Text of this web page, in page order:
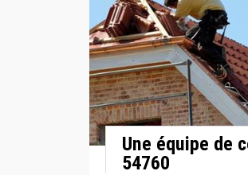
Une équipe de
54760